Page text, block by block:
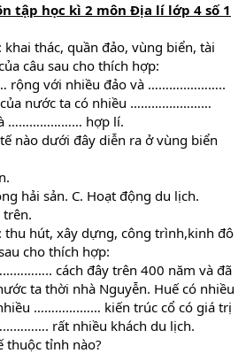
tập học kì 2 môn Địa lí lớp 4 số 1
thác, quần đảo, vùng biển, tài
câu sau cho thích hợp:
rộng với nhiều đảo và ………..………..
của nước ta có nhiều ………..…………
………………… hợp lí.
nào dưới đây diễn ra ở vùng biển
hải sản. C. Hoạt động du lịch.
trên.
thu hút, xây dựng, công trình,kinh đô
cho thích hợp:
cách đây trên 400 năm và đã
ta thời nhà Nguyễn. Huế có nhiều
………….…… kiến trúc cổ có giá trị
rất nhiều khách du lịch.
thuộc tỉnh nào?